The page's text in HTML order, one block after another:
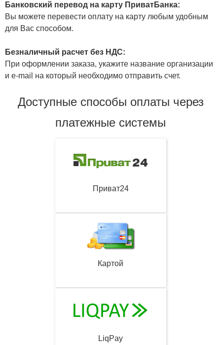
Банковский перевод на карту ПриватБанка:
Вы можете перевести оплату на карту любым удобным
для Вас способом.
Безналичный расчет без НДС:
При оформлении заказа, укажите название организации
и e-mail на который необходимо отправить счет.
Доступные способы оплаты через
платежные системы
Приват24
Картой
LiqPay